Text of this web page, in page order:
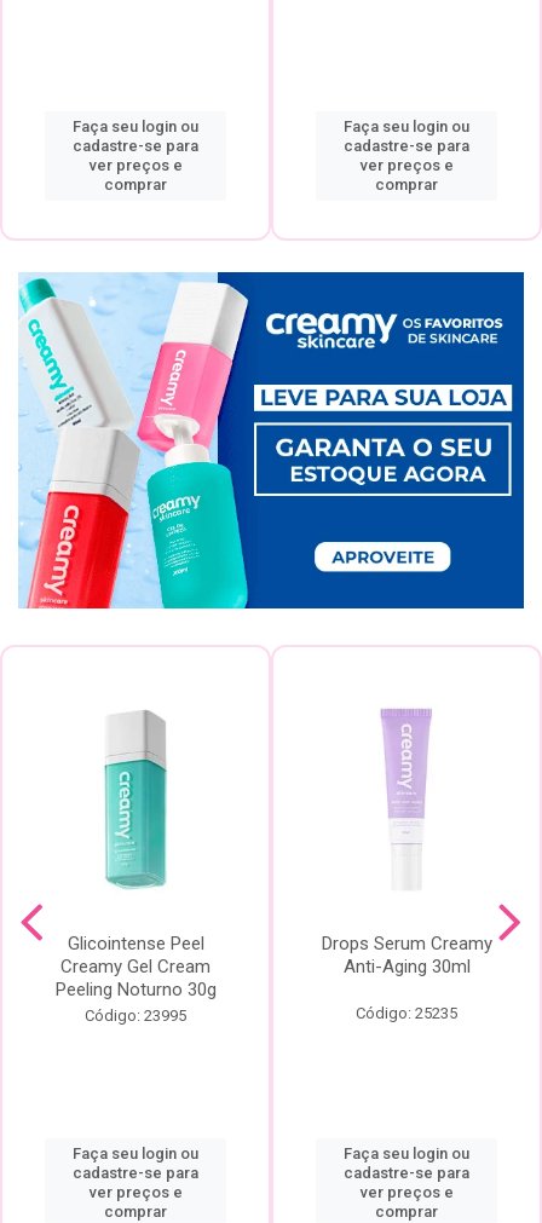
Faça seu login ou
cadastre-se para
ver preços e
comprar
Faça seu login ou
cadastre-se para
ver preços e
comprar
Glicointense Peel
Creamy Gel Cream
Peeling Noturno 30g
Código: 23995
Faça seu login ou
cadastre-se para
ver preços e
comprar
Drops Serum Creamy
Anti-Aging 30ml
Código: 25235
Faça seu login ou
cadastre-se para
ver preços e
comprar